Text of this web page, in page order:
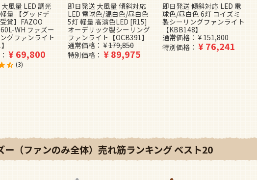
風量 LED 調光
量 【グッドデ
賞】FAZOO
WH ファズー
グファンライト
¥69,800
3
即日発送 大風量 傾斜対応
LED 電球色/温白色/昼白色
5灯 軽量 高演色LED [R15]
オーデリック製シーリング
ファンライト【OCB391】
通常価格
¥179,850
特別価格
¥ 89,975
即日発送 傾斜対応 LED 電
球色/昼白色 6灯 コイズミ
製シーリングファンライト
【KBB148】
通常価格
¥151,800
特別価格
¥76,241
ー（ファンのみ全体）売れ筋ランキング ベスト20